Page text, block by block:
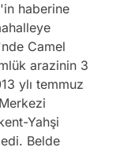
haberine
Camel
arazinin 3
ylı temmuz
Yahşi
Belde